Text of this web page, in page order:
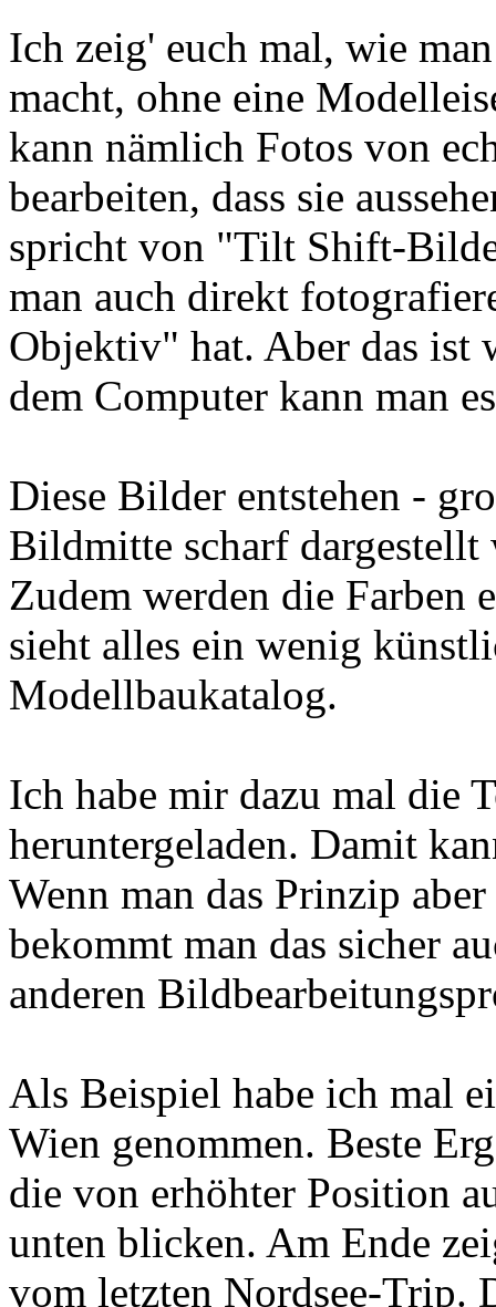
Ich zeig' euch mal, wie
macht, ohne eine
kann nämlich Fotos von
bearbeiten, dass sie
spricht von "Tilt Shift-
man auch direkt
Objektiv" hat. Aber das ist
dem Computer kann man
Diese Bilder entstehen -
Bildmitte scharf
Zudem werden die Farben
sieht alles ein wenig
Modellbaukatalog.
Ich habe mir dazu mal die
heruntergeladen. Damit
Wenn man das Prinzip
bekommt man das sicher
anderen
Als Beispiel habe ich mal
Wien genommen. Beste
die von erhöhter Position
unten blicken. Am Ende
vom letzten Nordsee-Trip.